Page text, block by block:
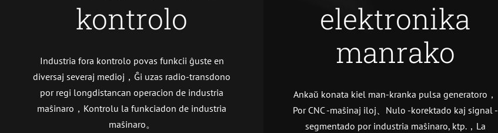
kontrolo
Industria fora kontrolo povas funkcii ĝuste en
diversaj severaj medioj，Ĝi uzas radio-transdono
por regi longdistancan operacion de industria
maŝinaro，Kontrolu la funkciadon de industria
maŝinaro。
elektronika
manrako
Ankaŭ konata kiel man-kranka pulsa generatoro，
Por CNC -maŝinaj iloj、Nulo -korektado kaj signal -
segmentado por industria maŝinaro, ktp.，La